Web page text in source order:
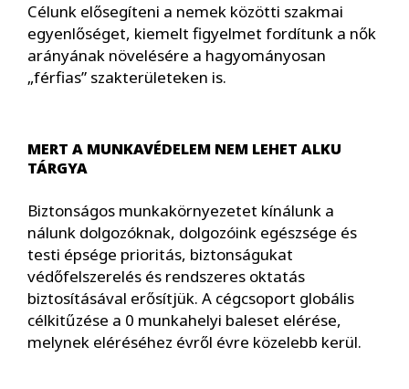
Célunk elősegíteni a nemek közötti szakmai
egyenlőséget, kiemelt figyelmet fordítunk a nők
arányának növelésére a hagyományosan
„férfias” szakterületeken is.
MERT A MUNKAVÉDELEM NEM LEHET ALKU
TÁRGYA
Biztonságos munkakörnyezetet kínálunk a
nálunk dolgozóknak, dolgozóink egészsége és
testi épsége prioritás, biztonságukat
védőfelszerelés és rendszeres oktatás
biztosításával erősítjük. A cégcsoport globális
célkitűzése a 0 munkahelyi baleset elérése,
melynek eléréséhez évről évre közelebb kerül.